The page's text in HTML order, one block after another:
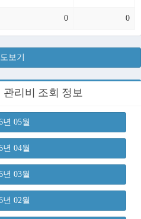
0 0
보기
리비 조회 정보
년 05월
년 04월
년 03월
년 02월